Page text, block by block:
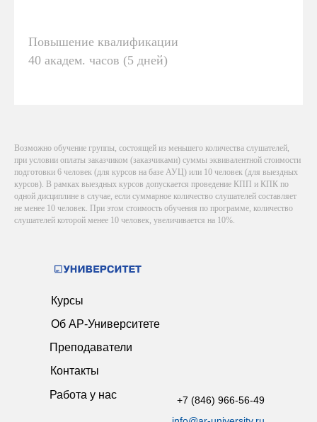
Повышение квалификации
40 академ. часов (5 дней)
Возможно обучение группы, состоящей из меньшего количества слушателей,
при условии оплаты заказчиком (заказчиками) суммы эквивалентной стоимости
подготовки 6 человек (для курсов на базе АУЦ) или 10 человек (для выездных
курсов). В рамках выездных курсов допускается проведение КПП и КПК по
одной дисциплине в случае, если суммарное количество слушателей составляет
не менее 10 человек. При этом стоимость обучения по программе, количество
слушателей которой менее 10 человек, увеличивается на 10%.
Курсы
Об АР-Университете
Преподаватели
Контакты
+7 (846) 966-56-49
Работа у нас